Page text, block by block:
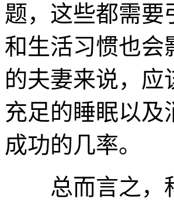
题，这些都需要
和生活习惯也会
的夫妻来说，应
充足的睡眠以及
成功的几率。
总而言之，科